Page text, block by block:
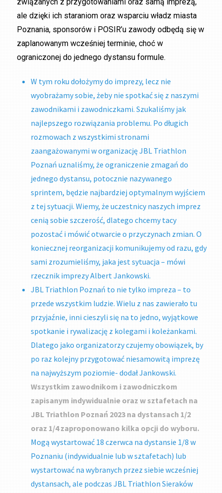
ale dzięki ich staraniom oraz wsparciu władz miasta
Poznania, sponsorów i POSIR’u zawody odbędą się w
zaplanowanym wcześniej terminie, choć w
ograniczonej do jednego dystansu formule.
W tym roku dołożymy do imprezy, lecz nie
wyobrażamy sobie, żeby nie spotkać się z naszymi
zawodnikami i zawodniczkami. Szukaliśmy jak
najlepszego rozwiązania problemu. Po długich
rozmowach z wszystkimi stronami
zaangażowanymi w organizację JBL Triathlon
Poznań uznaliśmy, że ograniczenie zmagań do
jednego dystansu, potocznie nazywanego
sprintem, będzie najbardziej optymalnym wyjściem
z tej sytuacji. Wiemy, że uczestnicy naszych imprez
cenią sobie szczerość, dlatego chcemy tacy
pozostać i mówić otwarcie o przyczynach zmian. O
koniecznej reorganizacji komunikujemy od razu, gdy
sami zrozumieliśmy, jaka jest sytuacja – mówi
rzecznik imprezy Albert Jankowski.
JBL Triathlon Poznań to nie tylko impreza – to
przede wszystkim ludzie. Wielu z nas zawierało tu
przyjaźnie, inni cieszyli się na to jedno, wyjątkowe
spotkanie i rywalizację z kolegami i koleżankami.
Dlatego jako organizatorzy czujemy obowiązek, by
po raz kolejny przygotować niesamowitą imprezę
na najwyższym poziomie- dodał Jankowski.
Wszystkim zawodnikom i zawodniczkom
zapisanym indywidualnie oraz w sztafetach na
JBL Triathlon Poznań 2023 na dystansach 1/2
oraz 1/4 zaproponowano kilka opcji do wyboru.
Mogą wystartować 18 czerwca na dystansie 1/8 w
Poznaniu (indywidualnie lub w sztafetach) lub
wystartować na wybranych przez siebie wcześniej
dystansach, ale podczas JBL Triathlon Sieraków